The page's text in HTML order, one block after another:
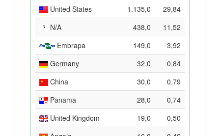
United States
1.135,0
29,84
N/A
438,0
11,52
Embrapa
149,0
3,92
Germany
32,0
0,84
China
30,0
0,79
Panama
28,0
0,74
United Kingdom
19,0
0,50